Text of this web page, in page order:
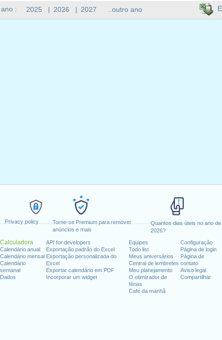
Privacy policy
Torne-se Premium para remover
anúncios e mais
Quantos dias úteis no ano de
2026?
Calculadora
Calendário anual
Calendário mensal
Calendário
semanal
Dados
API for developers
Exportação padrão do Excel
Exportação personalizada do
Excel
Exportar calendário em PDF
Incorporar um widget
Equipes
Todo list
Meus aniversários
Central de lembretes
Meu planejamento
O otimizador de
férias
Café da manhã
Configuração
Página de login
Página de
contato
Aviso legal
Compartilhar
: 2025 | 2026 | 2027 ..outro ano